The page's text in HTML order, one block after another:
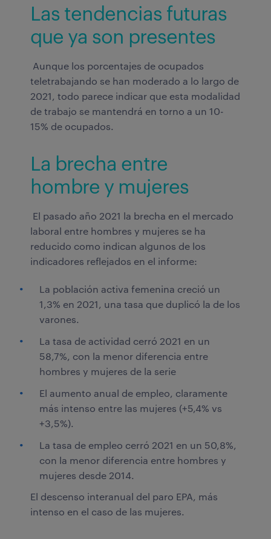
Las tendencias futuras
que ya son presentes
Aunque los porcentajes de ocupados
teletrabajando se han moderado a lo largo de
2021, todo parece indicar que esta modalidad
de trabajo se mantendrá en torno a un 10-
15% de ocupados.
La brecha entre
hombre y mujeres
El pasado año 2021 la brecha en el mercado
laboral entre hombres y mujeres se ha
reducido como indican algunos de los
indicadores reflejados en el informe:
La población activa femenina creció un
1,3% en 2021, una tasa que duplicó la de los
varones.
La tasa de actividad cerró 2021 en un
58,7%, con la menor diferencia entre
hombres y mujeres de la serie
El aumento anual de empleo, claramente
más intenso entre las mujeres (+5,4% vs
+3,5%).
La tasa de empleo cerró 2021 en un 50,8%,
con la menor diferencia entre hombres y
mujeres desde 2014.
El descenso interanual del paro EPA, más
intenso en el caso de las mujeres.